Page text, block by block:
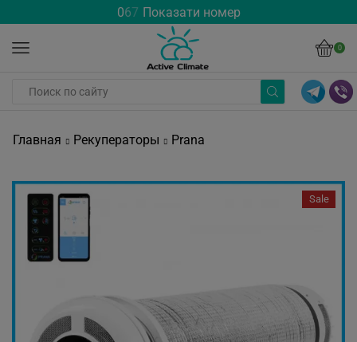
067 Показати номер
0
Главная Рекуператоры Prana
Sale